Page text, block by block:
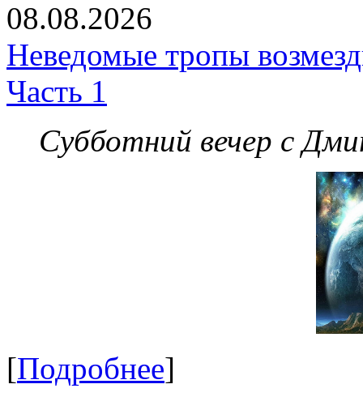
08.08.2026
Неведомые тропы
Часть 1
Субботний вечер с
[Подробнее]